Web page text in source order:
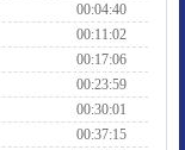
00:04:40
00:11:02
00:17:06
00:23:59
00:30:01
00:37:15